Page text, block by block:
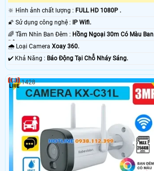
🔆 Hình ảnh chất lượng : FULL HD 1080P .
🌠 Sử dụng công nghệ : IP Wifi.
🌈 Tầm Nhìn Ban Đêm : Hồng Ngoại 30m Có Màu Ban
Ðêm.🌧️ Loại Camera Xoay 360.
️✔️ Khả Năng : Báo Động Tại Chỗ Nháy Sáng.
1428